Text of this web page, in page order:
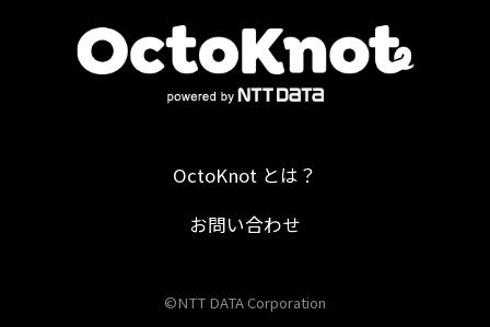
OctoKnot とは？
お問い合わせ
©NTT DATA Corporation